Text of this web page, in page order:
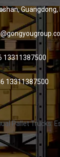
Guangdong,
13311387500
13311387500
Pallet Trucks: